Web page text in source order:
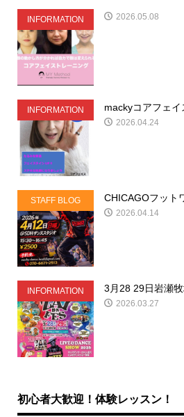
INFORMATION 2026.05.08
INFORMATION mackyコアフェ
2026.04.24
STAFF BLOG CHICAGOフット
2026.04.14
INFORMATION 3月28 29日岩瀬
2026.03.27
初心者大歓迎！体験レッスン！